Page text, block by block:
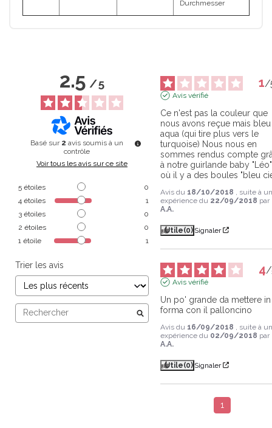
Durchmesser
2.5/5
Basé sur 2 avis soumis à un
contrôle
Voir tous les avis sur ce site
5 étoiles
0
4 étoiles
1
3 étoiles
0
2 étoiles
0
1 étoile 1
Trier les avis
1/
Avis vérifié
Ce n'est pas la couleur que
nous avons reçue mais bleu
aqua (qui tire plus vers le
turquoise) Nous nous en
sommes rendus compte
à notre guirlande baby "Léo"
où il y a des boules "bleu
Avis du 18/10/2018 , suite à
expérience du 22/09/2018 par
A.A.
Utile(0) Signaler
4/
Avis vérifié
Un po' grande da mettere in
forma con il palloncino
Avis du 16/09/2018 , suite à
expérience du 02/09/2018 par
A.A.
Utile(0) Signaler
1